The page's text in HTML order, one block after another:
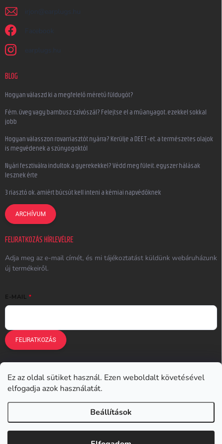
Ez az oldal sütiket használ. Ezen weboldalt követésével
elfogadja azok használatát.
Beállítások
irjon @ earplugs.hu
Facebook
earplugs.hu
BLOG
Hogyan válaszd ki a megfelelő méretű füldugót?
Fém, üveg vagy bambusz szívószál? Felejtse el a műanyagot, ezekkel sokkal
jobb
Hogyan válasszon rovarriasztót nyárra? Kerülje a DEET-et, a természetes olajok
is megvédenek a szúnyogoktól
Nyári fesztiválra indultok a gyerekekkel? Védd meg füleit, egyszer hálásak
lesznek érte
3 riasztó ok, amiért búcsút kell inteni a kémiai napvédőknek
ARCHÍVUM
FELIRATKOZÁS HÍRLEVÉLRE
Adja meg az e-mail címét, és mi tájékoztatást küldünk webáruházunk
új termékeiről.
E-MAIL
FELIRATKOZÁS
Earplugs.cz Earplugs.sk
Earplugs.at Earplugs.ro Lunesto.cz
Earplugs.hu . Minden jog fenntartva.